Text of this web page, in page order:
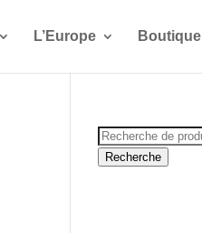
L’Europe Boutique
Recherche
pour :
Recherche